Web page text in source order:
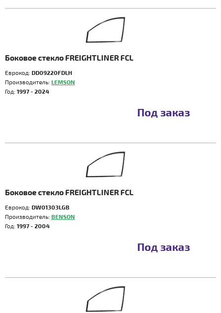
Боковое стекло FREIGHTLINER FCL
Еврокод: DD09220FDLH
Производитель: LEMSON
Год: 1997 - 2024
Под заказ
Боковое стекло FREIGHTLINER FCL
Еврокод: DW01303LGB
Производитель: BENSON
Год: 1997 - 2004
Под заказ